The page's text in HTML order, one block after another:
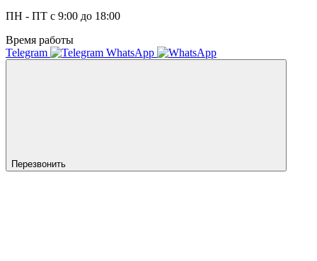
ПН - ПТ с 9:00 до 18:00
Время работы
Telegram
WhatsApp
Перезвонить